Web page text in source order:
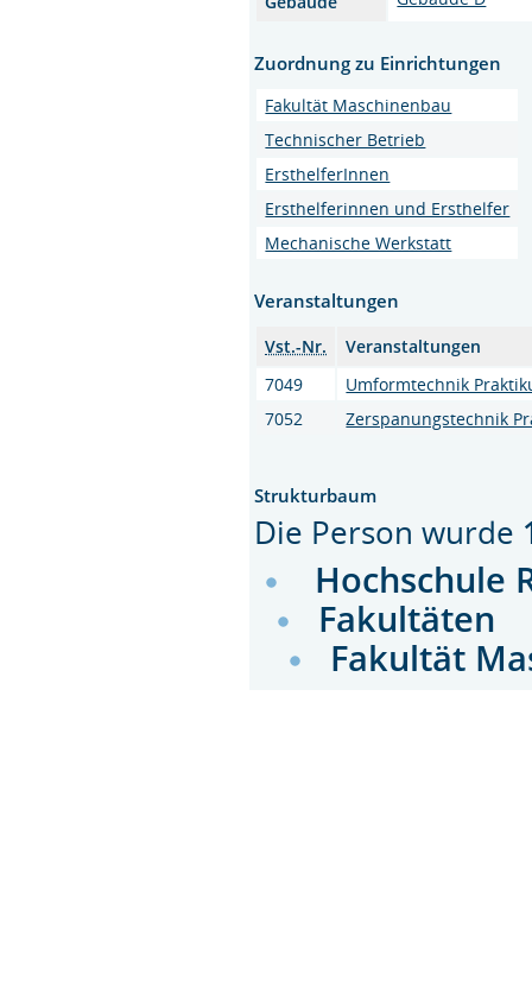
Zuordnung zu Einrichtungen
Fakultät Maschinenbau
Technischer Betrieb
ErsthelferInnen
Ersthelferinnen und Ersthelfer
Mechanische Werkstatt
Veranstaltungen
Vst.-Nr.
Veranstaltungen
7049
Umformtechnik
7052
Zerspanungstechnik
Strukturbaum
Die Person wurde
Hochschule
Fakultäten
Fakultät